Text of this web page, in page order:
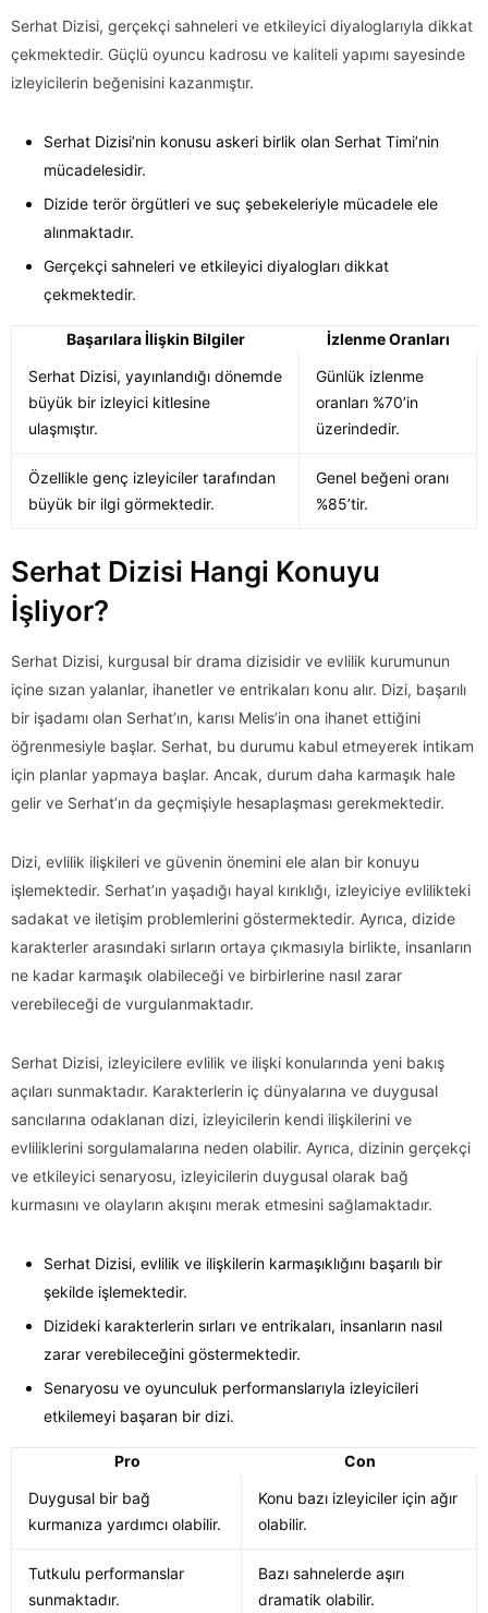
Serhat Dizisi, gerçekçi sahneleri ve etkileyici diyaloglarıyla dikkat
çekmektedir. Güçlü oyuncu kadrosu ve kaliteli yapımı sayesinde
izleyicilerin beğenisini kazanmıştır.
Serhat Dizisi’nin konusu askeri birlik olan Serhat Timi’nin
mücadelesidir.
Dizide terör örgütleri ve suç şebekeleriyle mücadele ele
alınmaktadır.
Gerçekçi sahneleri ve etkileyici diyalogları dikkat
çekmektedir.
Başarılara İlişkin Bilgiler
İzlenme Oranları
Serhat Dizisi, yayınlandığı dönemde
büyük bir izleyici kitlesine
ulaşmıştır.
Günlük izlenme
oranları %70’in
üzerindedir.
Özellikle genç izleyiciler tarafından
büyük bir ilgi görmektedir.
Genel beğeni oranı
%85’tir.
Serhat Dizisi Hangi Konuyu
İşliyor?
Serhat Dizisi, kurgusal bir drama dizisidir ve evlilik kurumunun
içine sızan yalanlar, ihanetler ve entrikaları konu alır. Dizi, başarılı
bir işadamı olan Serhat’ın, karısı Melis’in ona ihanet ettiğini
öğrenmesiyle başlar. Serhat, bu durumu kabul etmeyerek intikam
için planlar yapmaya başlar. Ancak, durum daha karmaşık hale
gelir ve Serhat’ın da geçmişiyle hesaplaşması gerekmektedir.
Dizi, evlilik ilişkileri ve güvenin önemini ele alan bir konuyu
işlemektedir. Serhat’ın yaşadığı hayal kırıklığı, izleyiciye evlilikteki
sadakat ve iletişim problemlerini göstermektedir. Ayrıca, dizide
karakterler arasındaki sırların ortaya çıkmasıyla birlikte, insanların
ne kadar karmaşık olabileceği ve birbirlerine nasıl zarar
verebileceği de vurgulanmaktadır.
Serhat Dizisi, izleyicilere evlilik ve ilişki konularında yeni bakış
açıları sunmaktadır. Karakterlerin iç dünyalarına ve duygusal
sancılarına odaklanan dizi, izleyicilerin kendi ilişkilerini ve
evliliklerini sorgulamalarına neden olabilir. Ayrıca, dizinin gerçekçi
ve etkileyici senaryosu, izleyicilerin duygusal olarak bağ
kurmasını ve olayların akışını merak etmesini sağlamaktadır.
Serhat Dizisi, evlilik ve ilişkilerin karmaşıklığını başarılı bir
şekilde işlemektedir.
Dizideki karakterlerin sırları ve entrikaları, insanların nasıl
zarar verebileceğini göstermektedir.
Senaryosu ve oyunculuk performanslarıyla izleyicileri
etkilemeyi başaran bir dizi.
Pro
Con
Duygusal bir bağ
kurmanıza yardımcı olabilir.
Konu bazı izleyiciler için ağır
olabilir.
Tutkulu performanslar
sunmaktadır.
Bazı sahnelerde aşırı
dramatik olabilir.